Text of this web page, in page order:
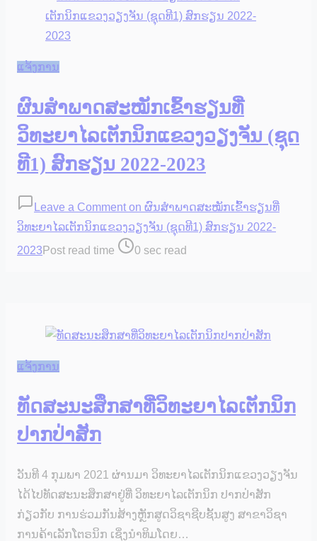
ແຈ້ງການ
ຜົນສຳພາດສະໝັກເຂົ້າຮຽນທີ່
ວິທະຍາໄລເຕັກນິກແຂວງວຽງຈັນ (ຊຸດ
ທີ1) ສົກຮຽນ 2022-2023
Leave a Comment on ຜົນສຳພາດສະໝັກເຂົ້າຮຽນທີ່
ວິທະຍາໄລເຕັກນິກແຂວງວຽງຈັນ (ຊຸດທີ1) ສົກຮຽນ 2022-
2023 Post read time 0 sec read
ແຈ້ງການ
ທັດສະນະສຶກສາທີ່ວິທະຍາໄລເຕັກນິກ
ປາກປ່າສັກ
ວັນທີ 4 ກຸມພາ 2021 ຜ່ານມາ ວິທະຍາໄລເຕັກນິກແຂວງວຽງຈັນ
ໄດ້ໄປທັດສະນະສຶກສາຢູ່ທີ່ ວິທະຍາໄລເຕັກນິກ ປາກປ່າສັກ
ກ່ຽວກັບ ການຮ່ວມກັນສ້າງຫຼັກສູດວິຊາຊີບຊັ້ນສູງ ສາຂາວິຊາ
ການຄ້າເລັກໂຕຣນິກ ເຊິ່ງນຳທິມໂດຍ…